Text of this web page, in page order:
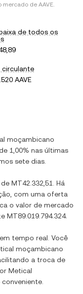
mercado de AAVE.
de todos os
AAVE
moçambicano
1,00% nas últimas
sete dias.
MT42.332,51
. Há
com uma oferta
o valor de mercado
MT89.019.794.324.
tempo real. Você
moçambicano
a troca de
Metical